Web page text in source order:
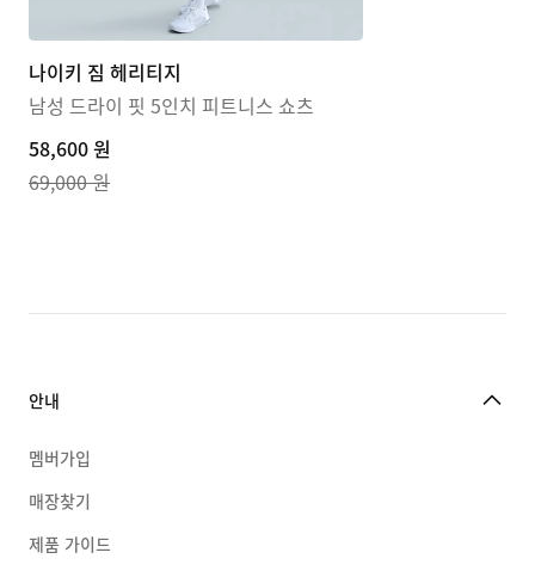
나이키 짐 헤리티지
남성 드라이 핏 5인치 피트니스 쇼츠
current
price
price
58,600 원
69,000 원
안내
멤버가입
매장찾기
제품 가이드